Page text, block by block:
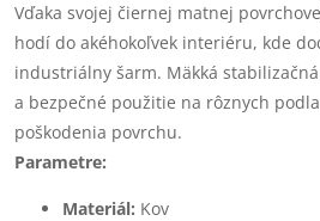
Vďaka svojej čiernej matnej
hodí do akéhokoľvek interiéru, kde
industriálny šarm. Mäkká
a bezpečné použitie na rôznych
poškodenia povrchu.
Parametre:
Materiál: Kov